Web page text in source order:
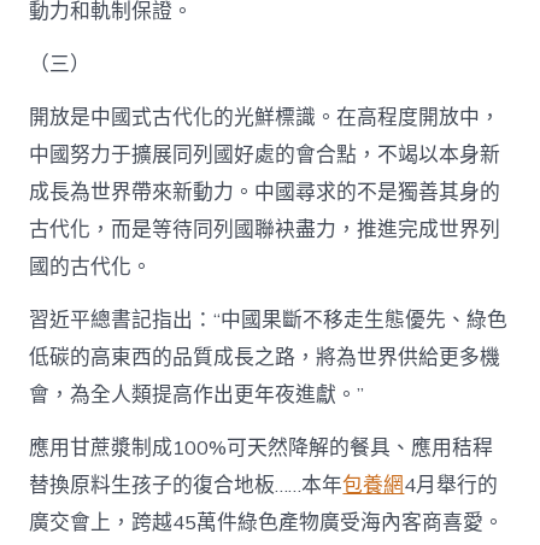
動力和軌制保證。
（三）
開放是中國式古代化的光鮮標識。在高程度開放中，
中國努力于擴展同列國好處的會合點，不竭以本身新
成長為世界帶來新動力。中國尋求的不是獨善其身的
古代化，而是等待同列國聯袂盡力，推進完成世界列
國的古代化。
習近平總書記指出：“中國果斷不移走生態優先、綠色
低碳的高東西的品質成長之路，將為世界供給更多機
會，為全人類提高作出更年夜進獻。”
應用甘蔗漿制成100%可天然降解的餐具、應用秸稈
替換原料生孩子的復合地板……本年包養網4月舉行的
廣交會上，跨越45萬件綠色產物廣受海內客商喜愛。